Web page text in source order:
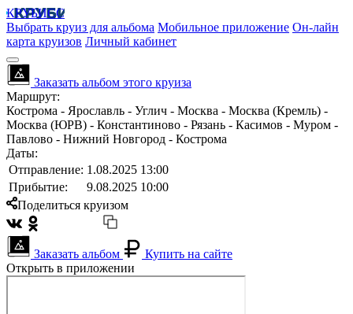
КРУБИСС
Выбрать круиз для альбома Мобильное приложение Он-лайн
карта круизов Личный кабинет
Заказать альбом этого круиза
Маршрут:
Кострома - Ярославль - Углич - Москва - Москва (Кремль) -
Москва (ЮРВ) - Константиново - Рязань - Касимов - Муром -
Павлово - Нижний Новгород - Кострома
Даты:
Отправление: 1.08.2025 13:00
Прибытие:
9.08.2025 10:00
Поделиться круизом
Заказать альбом
Купить на сайте
Открыть в приложении